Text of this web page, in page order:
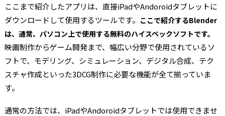
ここまで紹介したアプリは、直接iPadやAndoroidタブレットに
ダウンロードして使用するツールです。 ここで紹介するBlender
は、通常、パソコン上で使用する無料のハイスペックソフトです。
映画制作からゲーム開発まで、幅広い分野で使用されているソ
フトで、モデリング、シミュレーション、デジタル合成、テク
スチャ作成といった3DCG制作に必要な機能が全て揃っていま
す。
通常の方法では、iPadやAndoroidタブレットでは使用できませ